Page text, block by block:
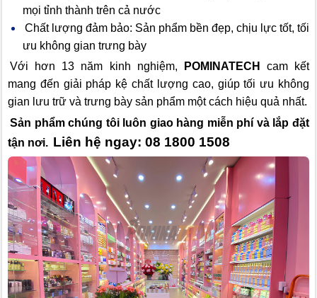
mọi tỉnh thành trên cả nước
Chất lượng đảm bảo: Sản phẩm bền đẹp, chịu lực tốt, tối
ưu không gian trưng bày
Với hơn 13 năm kinh nghiệm,
POMINATECH
cam kết
mang đến giải pháp kệ chất lượng cao, giúp tối ưu không
gian lưu trữ và trưng bày sản phẩm một cách hiệu quả nhất.
Sản phẩm chúng tôi luôn giao hàng miễn phí và lắp đặt
tận nơi. Liên hệ ngay: 08 1800 1508